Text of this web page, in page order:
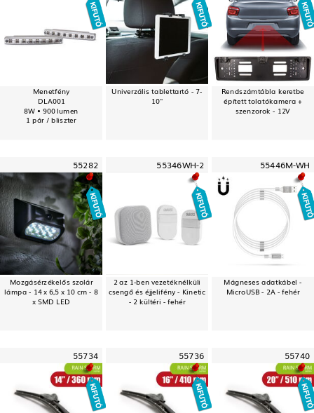
Menetfény
DLA001
8W • 900 lumen
1 pár / bliszter
Univerzális tablettartó - 7-
10"
Rendszámtábla keretbe
épített tolatókamera +
szenzorok - 12V
55282
Mozgásérzékelős szolár
lámpa - 14 x 6,5 x 10 cm - 8
x SMD LED
55346WH-2
2 az 1-ben vezetéknélküli
csengő és éjjelifény - Kinetic
- 2 kültéri - fehér
55446M-WH
Mágneses adatkábel -
MicroUSB - 2A - fehér
55734 55736 55740